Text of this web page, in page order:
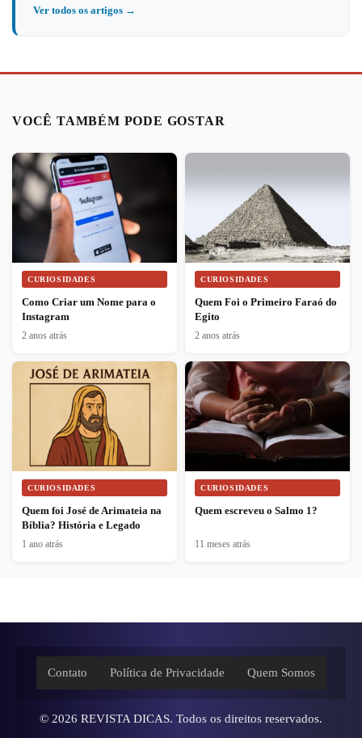
Ver todos os artigos →
VOCÊ TAMBÉM PODE GOSTAR
CURIOSIDADES
Como Criar um Nome para o
Instagram
2 anos atrás
CURIOSIDADES
Quem Foi o Primeiro Faraó do
Egito
2 anos atrás
CURIOSIDADES
Quem foi José de Arimateia na
Bíblia? História e Legado
1 ano atrás
CURIOSIDADES
Quem escreveu o Salmo 1?
11 meses atrás
Contato Política de Privacidade Quem Somos
© 2026 REVISTA DICAS. Todos os direitos reservados.